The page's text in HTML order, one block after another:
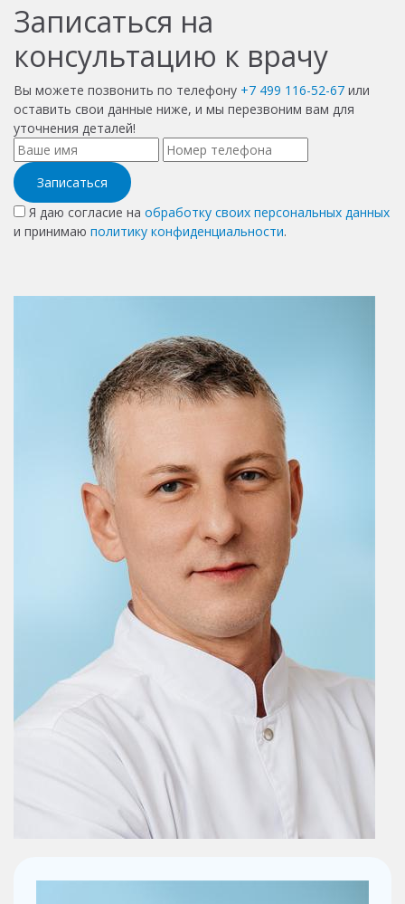
Записаться на
консультацию к врачу
Вы можете позвонить по телефону +7 499 116-52-67 или
оставить свои данные ниже, и мы перезвоним вам для
уточнения деталей!
Записаться
Я даю согласие на обработку своих персональных данных
и принимаю политику конфиденциальности.